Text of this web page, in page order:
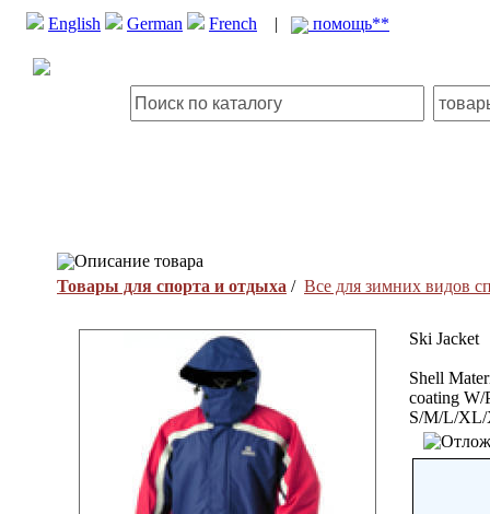
English German French | помощь**
Описание товара
Товары для спорта и отдыха / Все для зимних видов
Ski Jacket
Shell
coating W/
S/M/L/